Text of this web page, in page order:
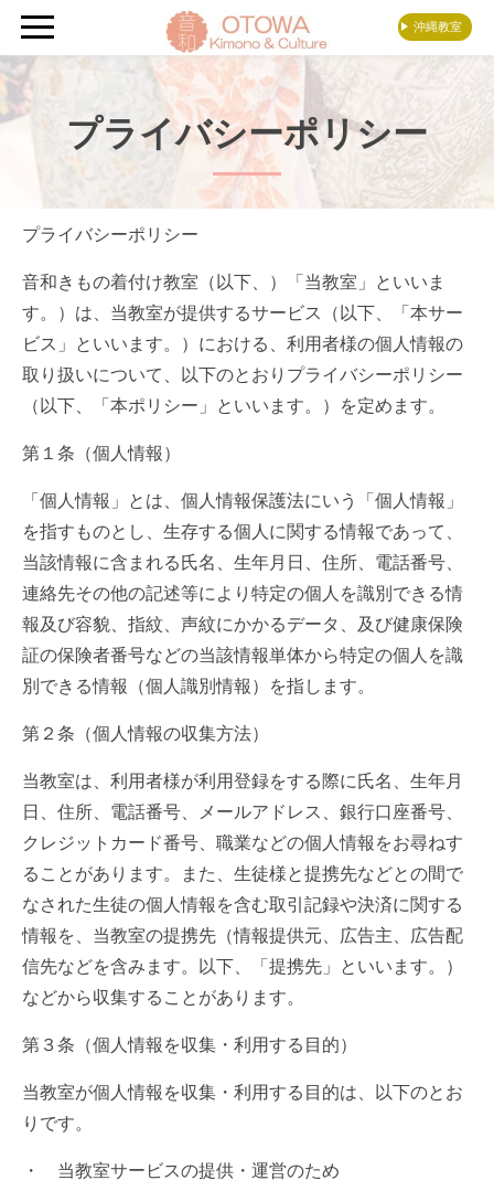
沖縄教室
プライバシーポリシー
プライバシーポリシー
音和きもの着付け教室（以下、）「当教室」といいま
す。）は、当教室が提供するサービス（以下、「本サー
ビス」といいます。）における、利用者様の個人情報の
取り扱いについて、以下のとおりプライバシーポリシー
（以下、「本ポリシー」といいます。）を定めます。
第１条（個人情報）
「個人情報」とは、個人情報保護法にいう「個人情報」
を指すものとし、生存する個人に関する情報であって、
当該情報に含まれる氏名、生年月日、住所、電話番号、
連絡先その他の記述等により特定の個人を識別できる情
報及び容貌、指紋、声紋にかかるデータ、及び健康保険
証の保険者番号などの当該情報単体から特定の個人を識
別できる情報（個人識別情報）を指します。
第２条（個人情報の収集方法）
当教室は、利用者様が利用登録をする際に氏名、生年月
日、住所、電話番号、メールアドレス、銀行口座番号、
クレジットカード番号、職業などの個人情報をお尋ねす
ることがあります。また、生徒様と提携先などとの間で
なされた生徒の個人情報を含む取引記録や決済に関する
情報を、当教室の提携先（情報提供元、広告主、広告配
信先などを含みます。以下、「提携先」といいます。）
などから収集することがあります。
第３条（個人情報を収集・利用する目的）
当教室が個人情報を収集・利用する目的は、以下のとお
りです。
・ 当教室サービスの提供・運営のため